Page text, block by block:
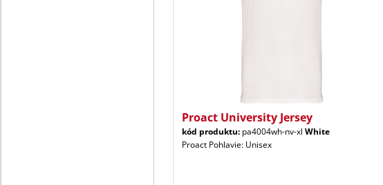
Proact University Jersey
kód produktu: pa4004wh-nv-xl White
Proact Pohlavie: Unisex